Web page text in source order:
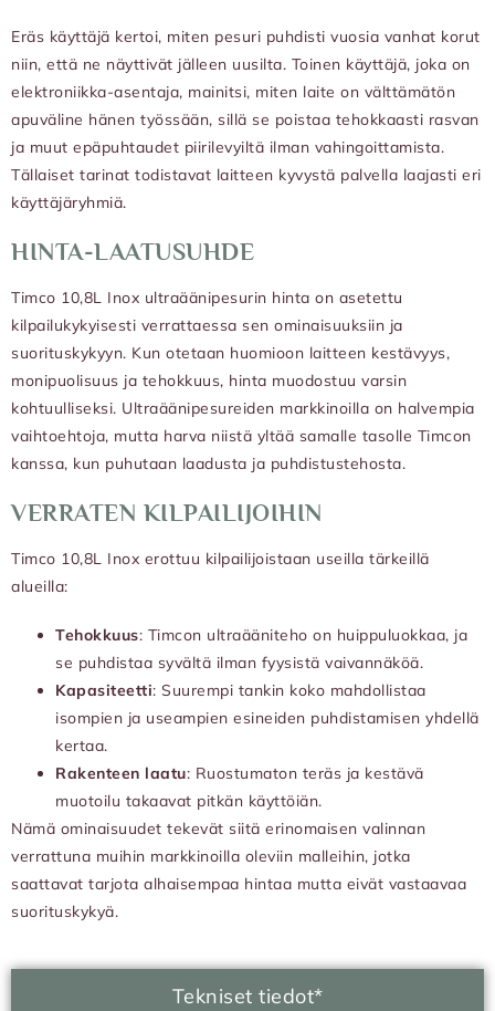
Eräs käyttäjä kertoi, miten pesuri puhdisti vuosia vanhat korut
niin, että ne näyttivät jälleen uusilta. Toinen käyttäjä, joka on
elektroniikka-asentaja, mainitsi, miten laite on välttämätön
apuväline hänen työssään, sillä se poistaa tehokkaasti rasvan
ja muut epäpuhtaudet piirilevyiltä ilman vahingoittamista.
Tällaiset tarinat todistavat laitteen kyvystä palvella laajasti eri
käyttäjäryhmiä.
HINTA-LAATUSUHDE
Timco 10,8L Inox ultraäänipesurin hinta on asetettu
kilpailukykyisesti verrattaessa sen ominaisuuksiin ja
suorituskykyyn. Kun otetaan huomioon laitteen kestävyys,
monipuolisuus ja tehokkuus, hinta muodostuu varsin
kohtuulliseksi. Ultraäänipesureiden markkinoilla on halvempia
vaihtoehtoja, mutta harva niistä yltää samalle tasolle Timcon
kanssa, kun puhutaan laadusta ja puhdistustehosta.
VERRATEN KILPAILIJOIHIN
Timco 10,8L Inox erottuu kilpailijoistaan useilla tärkeillä
alueilla:
Tehokkuus: Timcon ultraääniteho on huippuluokkaa, ja
se puhdistaa syvältä ilman fyysistä vaivannäköä.
Kapasiteetti: Suurempi tankin koko mahdollistaa
isompien ja useampien esineiden puhdistamisen yhdellä
kertaa.
Rakenteen laatu: Ruostumaton teräs ja kestävä
muotoilu takaavat pitkän käyttöiän.
Nämä ominaisuudet tekevät siitä erinomaisen valinnan
verrattuna muihin markkinoilla oleviin malleihin, jotka
saattavat tarjota alhaisempaa hintaa mutta eivät vastaavaa
suorituskykyä.
Tekniset tiedot*